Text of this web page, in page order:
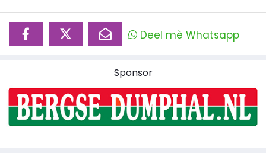
Deel mè Whatsapp
Sponsor